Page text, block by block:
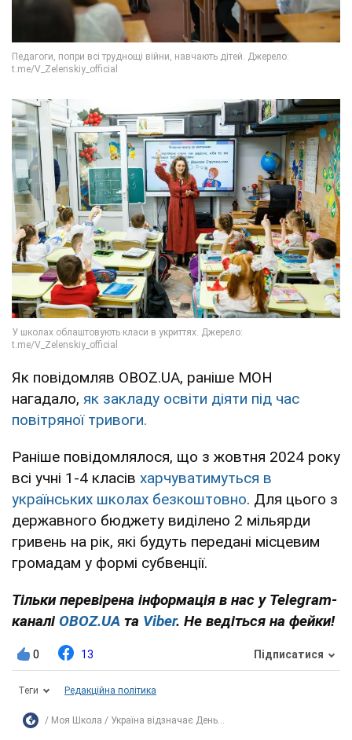
Як повідомляв OBOZ.UA, раніше МОН
нагадало, як закладу освіти діяти під час
повітряної тривоги.
Раніше повідомлялося, що з жовтня 2024 року
всі учні 1-4 класів харчуватимуться в
українських школах безкоштовно. Для цього з
державного бюджету виділено 2 мільярди
гривень на рік, які будуть передані місцевим
громадам у формі субвенції.
Тільки перевірена інформація в нас у Telegram-
каналі OBOZ.UA та Viber. Не ведіться на фейки!
0 13 Підписатися
Теги Редакційна політика
Моя Школа Україна відзначає День...